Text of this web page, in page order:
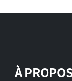
À